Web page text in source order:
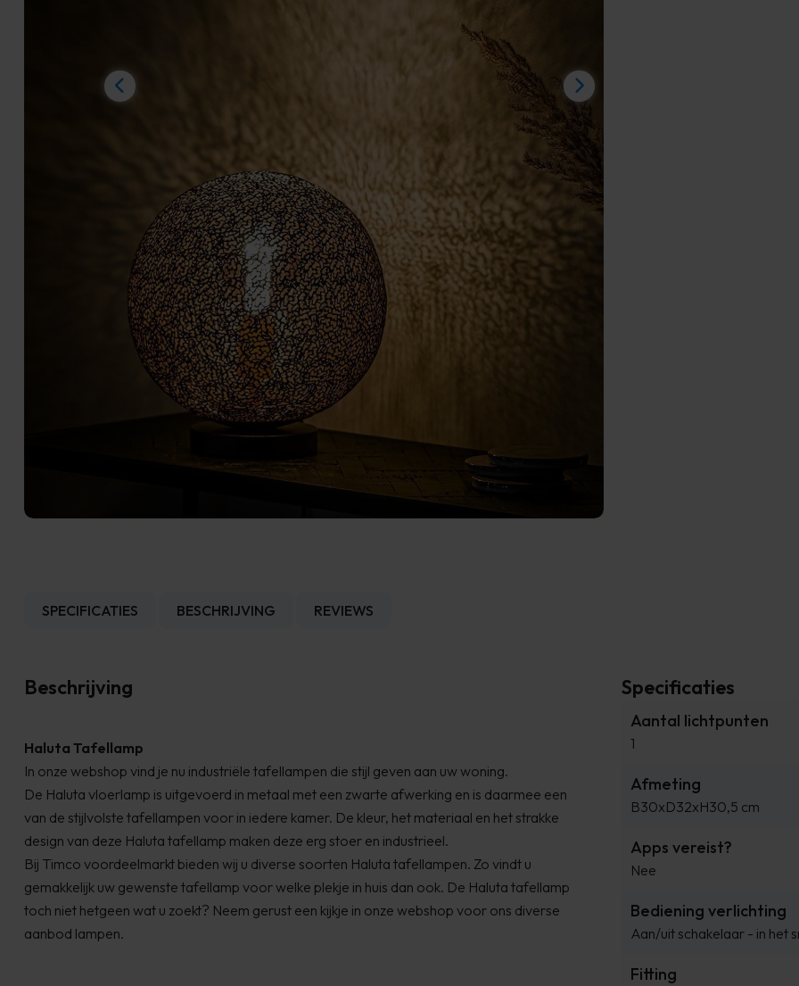
SPECIFICATIES BESCHRIJVING REVIEWS
Beschrijving
Haluta Tafellamp
In onze webshop vind je nu industriële tafellampen die stijl geven aan uw woning.
De Haluta vloerlamp is uitgevoerd in metaal met een zwarte afwerking en is daarmee een
van de stijlvolste tafellampen voor in iedere kamer. De kleur, het materiaal en het strakke
design van deze Haluta tafellamp maken deze erg stoer en industrieel.
Bij Timco voordeelmarkt bieden wij u diverse soorten Haluta tafellampen. Zo vindt u
gemakkelijk uw gewenste tafellamp voor welke plekje in huis dan ook. De Haluta tafellamp
toch niet hetgeen wat u zoekt? Neem gerust een kijkje in onze webshop voor ons diverse
aanbod lampen.
Specificaties
Aantal lichtpunten
1
Afmeting
B30xD32xH30,5 cm
Apps vereist?
Nee
Bediening verlichting
Aan/uit schakelaar - in het
Fitting